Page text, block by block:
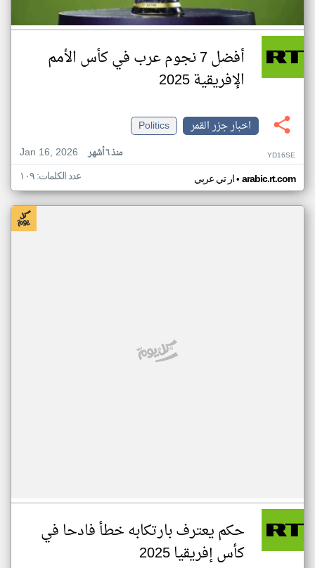
أفضل 7 نجوم عرب في كأس الأمم
الإفريقية 2025
اخبار جزر القمر
Politics
Jan 16, 2026
منذ ٦ أشهر YD16SE
ار تي عربي• arabic.rt.com عدد الكلمات: ١٠٩
حكم يعترف بارتكابه خطأ فادحا في
كأس إفريقيا 2025